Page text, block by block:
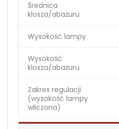
Średnica
klosza/abażuru
Wysokość lampy
Wysokość
klosza/abażuru
Zakres regulacji
(wysokość lampy
wliczona)